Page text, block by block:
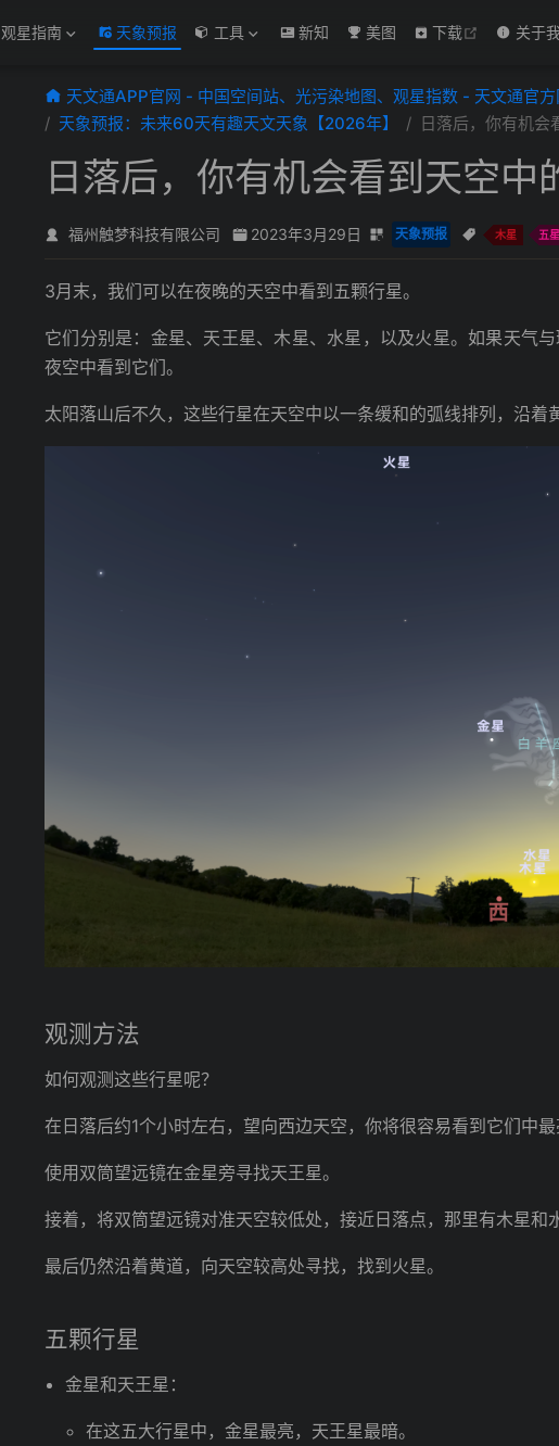
观星指南 天象预报 工具 新知 美图 下载 open in
关于
天文通APP官网 - 中国空间站、光污染地图、观星指数 - 天文通官
天象预报：未来60天有趣天文天象【2026年】
日落后，你有机会
日落后，你有机会看到天空中
福州触梦科技有限公司 2023年3月29日 天象预报 木星 五
3月末，我们可以在夜晚的天空中看到五颗行星。
它们分别是：金星、天王星、木星、水星，以及火星。如果天气
夜空中看到它们。
太阳落山后不久，这些行星在天空中以一条缓和的弧线排列，沿着
观测方法
如何观测这些行星呢？
在日落后约1个小时左右，望向西边天空，你将很容易看到它们中最
使用双筒望远镜在金星旁寻找天王星。
接着，将双筒望远镜对准天空较低处，接近日落点，那里有木星和
最后仍然沿着黄道，向天空较高处寻找，找到火星。
五颗行星
金星和天王星：
在这五大行星中，金星最亮，天王星最暗。